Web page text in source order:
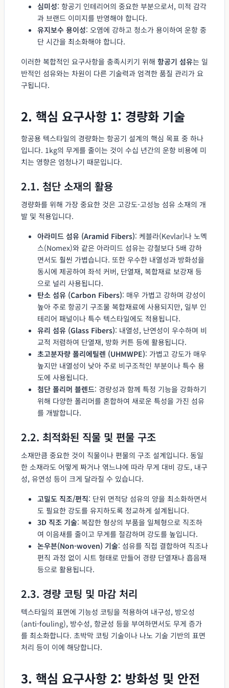
심미성: 항공기 인테리어의 중요한 부분으로서, 미적 감각
과 브랜드 이미지를 반영해야 합니다.
유지보수 용이성: 오염에 강하고 청소가 용이하여 운항 중
단 시간을 최소화해야 합니다.
이러한 복합적인 요구사항을 충족시키기 위해 항공기 섬유는 일
반적인 섬유와는 차원이 다른 기술력과 엄격한 품질 관리가 요
구됩니다.
2. 핵심 요구사항 1: 경량화 기술
항공용 텍스타일의 경량화는 항공기 설계의 핵심 목표 중 하나
입니다. 1kg의 무게를 줄이는 것이 수십 년간의 운항 비용에 미
치는 영향은 엄청나기 때문입니다.
2.1. 첨단 소재의 활용
경량화를 위해 가장 중요한 것은 고강도-고성능 섬유 소재의 개
발 및 적용입니다.
아라미드 섬유 (Aramid Fibers): 케블라(Kevlar)나 노멕
스(Nomex)와 같은 아라미드 섬유는 강철보다 5배 강하
면서도 훨씬 가볍습니다. 또한 우수한 내열성과 방화성을
동시에 제공하여 좌석 커버, 단열재, 복합재료 보강재 등
으로 널리 사용됩니다.
탄소 섬유 (Carbon Fibers): 매우 가볍고 강하며 강성이
높아 주로 항공기 구조물 복합재료에 사용되지만, 일부 인
테리어 패널이나 특수 텍스타일에도 적용됩니다.
유리 섬유 (Glass Fibers): 내열성, 난연성이 우수하며 비
교적 저렴하여 단열재, 방화 커튼 등에 활용됩니다.
초고분자량 폴리에틸렌 (UHMWPE): 가볍고 강도가 매우
높지만 내열성이 낮아 주로 비구조적인 부분이나 특수 용
도에 사용됩니다.
첨단 폴리머 블렌드: 경량성과 함께 특정 기능을 강화하기
위해 다양한 폴리머를 혼합하여 새로운 특성을 가진 섬유
를 개발합니다.
2.2. 최적화된 직물 및 편물 구조
소재만큼 중요한 것이 직물이나 편물의 구조 설계입니다. 동일
한 소재라도 어떻게 짜거나 엮느냐에 따라 무게 대비 강도, 내구
성, 유연성 등이 크게 달라질 수 있습니다.
고밀도 직조/편직: 단위 면적당 섬유의 양을 최소화하면서
도 필요한 강도를 유지하도록 정교하게 설계됩니다.
3D 직조 기술: 복잡한 형상의 부품을 일체형으로 직조하
여 이음새를 줄이고 무게를 절감하며 강도를 높입니다.
논우븐(Non-woven) 기술: 섬유를 직접 결합하여 직조나
편직 과정 없이 시트 형태로 만들어 경량 단열재나 흡음재
등으로 활용됩니다.
2.3. 경량 코팅 및 마감 처리
텍스타일의 표면에 기능성 코팅을 적용하여 내구성, 방오성
(anti-fouling), 방수성, 항균성 등을 부여하면서도 무게 증가
를 최소화합니다. 초박막 코팅 기술이나 나노 기술 기반의 표면
처리 등이 이에 해당합니다.
3. 핵심 요구사항 2: 방화성 및 안전